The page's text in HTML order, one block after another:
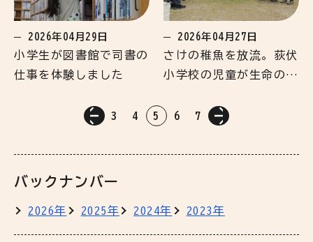
2026年04月29日
小学生が図書館で司書の
仕事を体験しました
2026年04月27日
さけの稚魚を放流。荻伏
小学校の児童が生命の尊
<
3 4 5 6 7 >
バックナンバー
2026年 2025年 2024年 2023年